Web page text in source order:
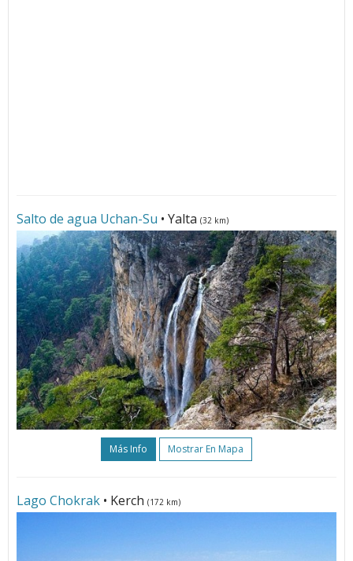
Salto de agua Uchan-Su • Yalta (32 km)
Más Info Mostrar En Mapa
Lago Chokrak • Kerch (172 km)